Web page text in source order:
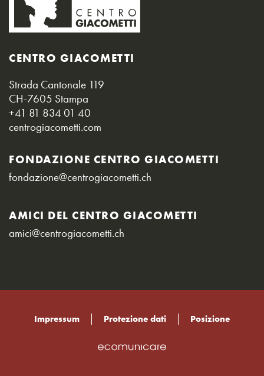
CENTRO GIACOMETTI
Strada Cantonale 119
CH-7605 Stampa
+41 81 834 01 40
centrogiacometti.com
FONDAZIONE CENTRO GIACOMETTI
fondazione@centrogiacometti.ch
AMICI DEL CENTRO GIACOMETTI
amici@centrogiacometti.ch
Impressum Protezione dati Posizione